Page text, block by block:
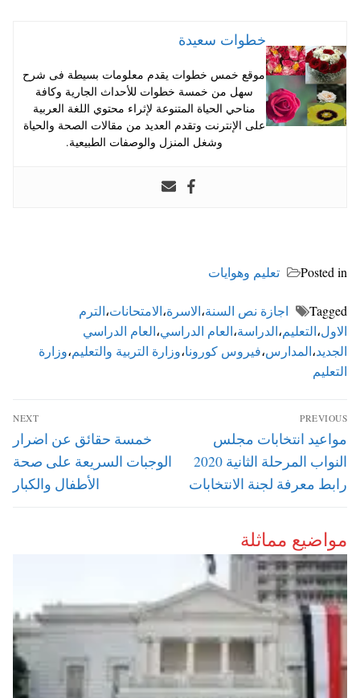
خطوات سعيدة
موقع خمس خطوات يقدم معلومات بسيطة فى شرح
سهل من خمسة خطوات للأحداث الجارية وكافة
مناحي الحياة المتنوعة لإثراء محتوي اللغة العربية
على الإنترنت وتقدم العديد من مقالات الصحة والحياة
وشغل المنزل والوصفات الطبيعية.
Posted in تعليم وهوايات
Tagged اجازة نص السنة،الاسرة،الامتحانات،الترم
الاول،التعليم،الدراسة،العام الدراسي،العام الدراسي
الجديد،المدارس،فيروس كورونا،وزارة التربية والتعليم،وزارة
التعليم
تصفّح
المقالات
PREVIOUS
Previous
post:
مواعيد انتخابات مجلس
النواب المرحلة الثانية 2020
رابط معرفة لجنة الانتخابات
NEXT
Next
post:
خمسة حقائق عن اضرار
الوجبات السريعة على صحة
الأطفال والكبار
مواضيع مماثلة